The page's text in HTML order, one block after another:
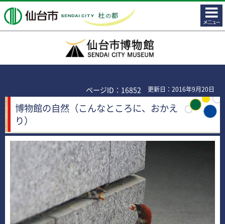
仙台市
コンテ
ンツメ
ニュー
仙台市博物館
ページID：16852 更新日：2016年9月20日
博物館の自然（こんなところに、おかえ
り）